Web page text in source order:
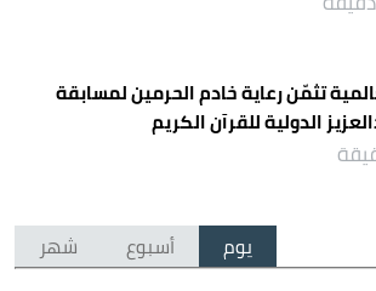
تثمّن رعاية خادم الحرمين لمسابقة
الدولية للقرآن الكريم
يوم أسبوع شهر